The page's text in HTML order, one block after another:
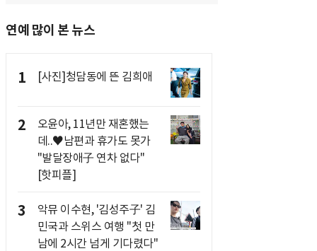
연예 많이 본 뉴스
1 [사진]청담동에 뜬 김희애
2
오윤아, 11년만 재혼했는
데..♥남편과 휴가도 못가
"발달장애子 연차 없다"
[핫피플]
3
악뮤 이수현, '김성주子' 김
민국과 스위스 여행 "첫 만
남에 2시간 넘게 기다렸다"